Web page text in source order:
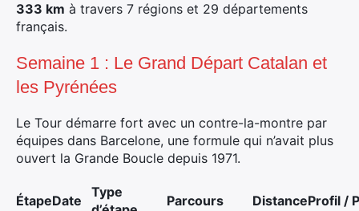
333 km à travers 7 régions et 29 départements
français.
Semaine 1 : Le Grand Départ Catalan et
les Pyrénées
Le Tour démarre fort avec un contre-la-montre par
équipes dans Barcelone, une formule qui n’avait plus
ouvert la Grande Boucle depuis 1971.
ÉtapeDate
Type
Parcours DistanceProfil /